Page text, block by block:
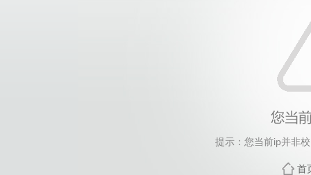
提示：您当前ip并非
首